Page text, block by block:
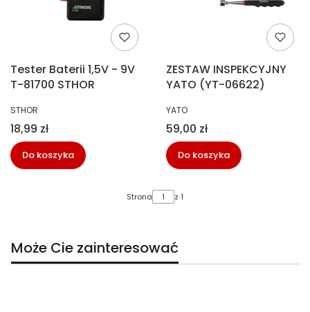
Tester Baterii 1,5V - 9V
T-81700 STHOR
PRODUCENT
STHOR
Cena
18,99 zł
Do koszyka
ZESTAW INSPEKCYJNY
YATO (YT-06622)
PRODUCENT
YATO
Cena
59,00 zł
Do koszyka
Strona z 1
Może Cie zainteresować